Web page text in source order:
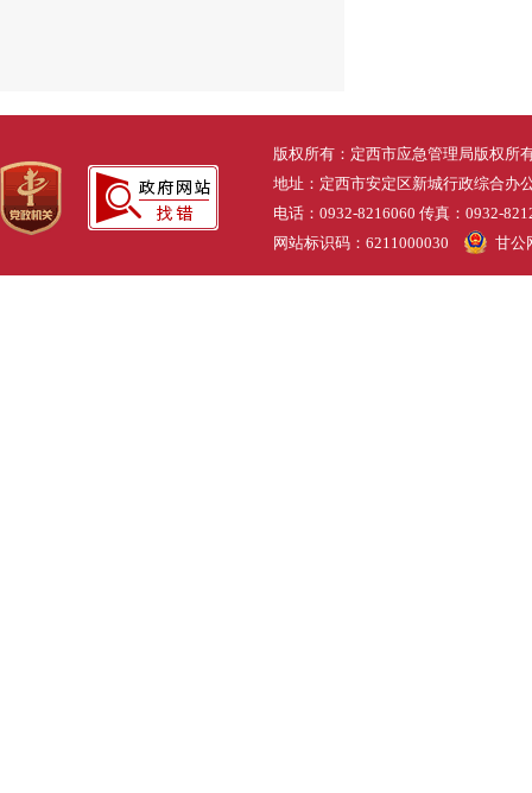
版权所有：定西市应急管理局版权所
地址：定西市安定区新城行政综合办
电话：0932-8216060 传真：0932-
网站标识码：6211000030
甘公